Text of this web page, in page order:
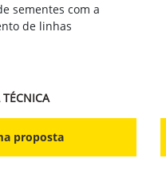
sementes com a
de linhas
TÉCNICA
proposta